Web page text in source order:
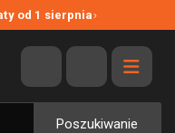
od 1 sierpnia›
Poszukiwanie